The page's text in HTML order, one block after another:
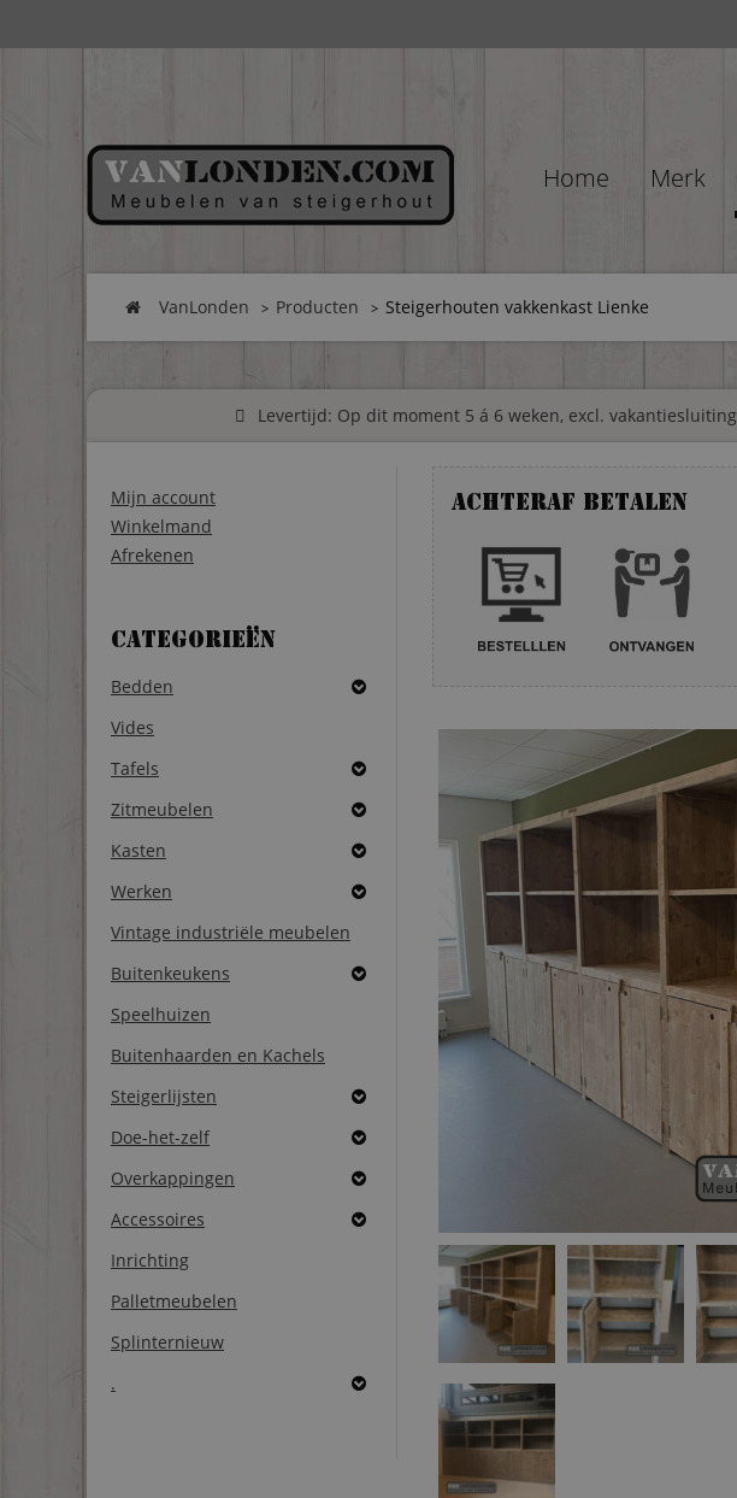
Home Merk
VanLonden Producten Steigerhouten vakkenkast Lienke
Levertijd: Op dit moment 5 á 6 weken, excl. vakantiesluiting
Mijn account
Winkelmand
Afrekenen
Categorieën
Bedden
Vides
Tafels
Zitmeubelen
Kasten
Werken
Vintage industriële meubelen
Buitenkeukens
Speelhuizen
Buitenhaarden en Kachels
Steigerlijsten
Doe-het-zelf
Overkappingen
Accessoires
Inrichting
Palletmeubelen
Splinternieuw
.
Achteraf betalen